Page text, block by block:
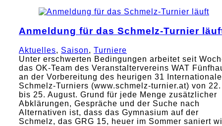
Anmeldung für das Schmelz-Turnier
Aktuelles, Saison, Turniere
Unter erschwerten Bedingungen arbeitet seit
das OK-Team des Veranstaltervereins WAT
an der Vorbereitung des heurigen 31
Schmelz-Turniers (www.schmelz-turnier.at) von 22.
bis 25. August. Grund für jede Menge zusätzlicher
Abklärungen, Gespräche und der Suche nach
Alternativen ist, dass das Gymnasium auf der
Schmelz, das GRG 15, heuer im Sommer saniert